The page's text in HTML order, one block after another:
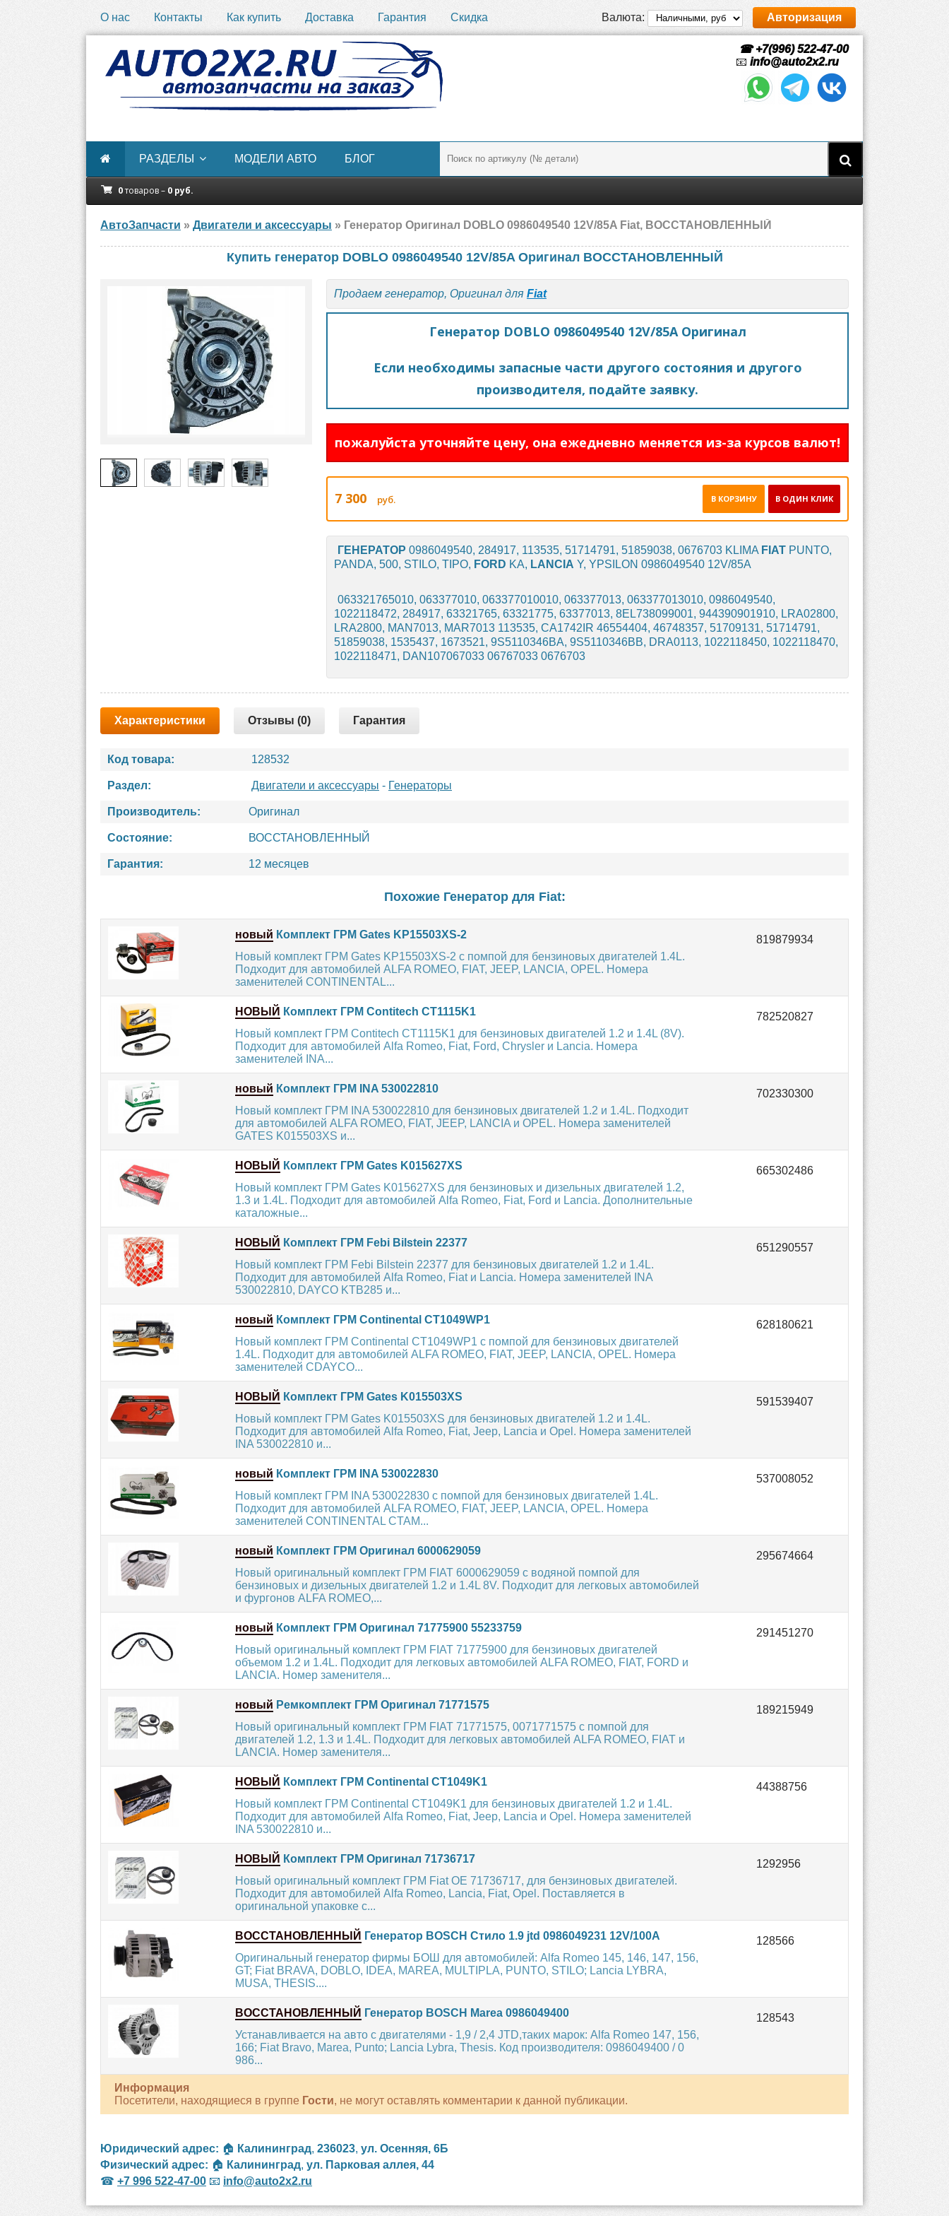
О нас Контакты Как купить Доставка Гарантия Скидка Валюта: Авторизация
☎ +7(996) 522-47-00
📧 info@auto2x2.ru
РАЗДЕЛЫ МОДЕЛИ АВТО БЛОГ
0товаров – 0 руб.
АвтоЗапчасти » Двигатели и аксессуары » Генератор Оригинал DOBLO 0986049540 12V/85A Fiat, ВОССТАНОВЛЕННЫЙ
Купить генератор DOBLO 0986049540 12V/85A Оригинал ВОССТАНОВЛЕННЫЙ
Продаем генератор, Оригинал для Fiat
Генератор DOBLO 0986049540 12V/85A Оригинал
Если необходимы запасные части другого состояния и другого
производителя, подайте заявку.
пожалуйста уточняйте цену, она ежедневно меняется из-за курсов валют!
7 300 руб. В ОДИН КЛИК
В КОРЗИНУ
ГЕНЕРАТОР 0986049540, 284917, 113535, 51714791, 51859038, 0676703 KLIMA FIAT PUNTO,
PANDA, 500, STILO, TIPO, FORD KA, LANCIA Y, YPSILON 0986049540 12V/85A
063321765010, 063377010, 063377010010, 063377013, 063377013010, 0986049540,
1022118472, 284917, 63321765, 63321775, 63377013, 8EL738099001, 944390901910, LRA02800,
LRA2800, MAN7013, MAR7013 113535, CA1742IR 46554404, 46748357, 51709131, 51714791,
51859038, 1535437, 1673521, 9S5110346BA, 9S5110346BB, DRA0113, 1022118450, 1022118470,
1022118471, DAN107067033 06767033 0676703
Характеристики Отзывы (0) Гарантия
Код товара: 128532
Раздел: Двигатели и аксессуары - Генераторы
Производитель: Оригинал
Состояние: ВОССТАНОВЛЕННЫЙ
Гарантия: 12 месяцев
Похожие Генератор для Fiat:
новый Комплект ГРМ Gates KP15503XS-2
Новый комплект ГРМ Gates KP15503XS-2 с помпой для бензиновых двигателей 1.4L.
Подходит для автомобилей ALFA ROMEO, FIAT, JEEP, LANCIA, OPEL. Номера
заменителей CONTINENTAL...
НОВЫЙ Комплект ГРМ Contitech CT1115K1
Новый комплект ГРМ Contitech CT1115K1 для бензиновых двигателей 1.2 и 1.4L (8V).
Подходит для автомобилей Alfa Romeo, Fiat, Ford, Chrysler и Lancia. Номера
заменителей INA...
новый Комплект ГРМ INA 530022810
Новый комплект ГРМ INA 530022810 для бензиновых двигателей 1.2 и 1.4L. Подходит
для автомобилей ALFA ROMEO, FIAT, JEEP, LANCIA и OPEL. Номера заменителей
GATES K015503XS и...
НОВЫЙ Комплект ГРМ Gates K015627XS
Новый комплект ГРМ Gates K015627XS для бензиновых и дизельных двигателей 1.2,
1.3 и 1.4L. Подходит для автомобилей Alfa Romeo, Fiat, Ford и Lancia. Дополнительные
каталожные...
НОВЫЙ Комплект ГРМ Febi Bilstein 22377
Новый комплект ГРМ Febi Bilstein 22377 для бензиновых двигателей 1.2 и 1.4L.
Подходит для автомобилей Alfa Romeo, Fiat и Lancia. Номера заменителей INA
530022810, DAYCO KTB285 и...
новый Комплект ГРМ Continental CT1049WP1
Новый комплект ГРМ Continental CT1049WP1 с помпой для бензиновых двигателей
1.4L. Подходит для автомобилей ALFA ROMEO, FIAT, JEEP, LANCIA, OPEL. Номера
заменителей CDAYCO...
НОВЫЙ Комплект ГРМ Gates K015503XS
Новый комплект ГРМ Gates K015503XS для бензиновых двигателей 1.2 и 1.4L.
Подходит для автомобилей Alfa Romeo, Fiat, Jeep, Lancia и Opel. Номера заменителей
INA 530022810 и...
новый Комплект ГРМ INA 530022830
Новый комплект ГРМ INA 530022830 с помпой для бензиновых двигателей 1.4L.
Подходит для автомобилей ALFA ROMEO, FIAT, JEEP, LANCIA, OPEL. Номера
заменителей CONTINENTAL CTAM...
новый Комплект ГРМ Оригинал 6000629059
Новый оригинальный комплект ГРМ FIAT 6000629059 с водяной помпой для
бензиновых и дизельных двигателей 1.2 и 1.4L 8V. Подходит для легковых автомобилей
и фургонов ALFA ROMEO,...
новый Комплект ГРМ Оригинал 71775900 55233759
Новый оригинальный комплект ГРМ FIAT 71775900 для бензиновых двигателей
объемом 1.2 и 1.4L. Подходит для легковых автомобилей ALFA ROMEO, FIAT, FORD и
LANCIA. Номер заменителя...
новый Ремкомплект ГРМ Оригинал 71771575
Новый оригинальный комплект ГРМ FIAT 71771575, 0071771575 с помпой для
двигателей 1.2, 1.3 и 1.4L. Подходит для легковых автомобилей ALFA ROMEO, FIAT и
LANCIA. Номер заменителя...
НОВЫЙ Комплект ГРМ Continental CT1049K1
Новый комплект ГРМ Continental CT1049K1 для бензиновых двигателей 1.2 и 1.4L.
Подходит для автомобилей Alfa Romeo, Fiat, Jeep, Lancia и Opel. Номера заменителей
INA 530022810 и...
НОВЫЙ Комплект ГРМ Оригинал 71736717
Новый оригинальный комплект ГРМ Fiat OE 71736717, для бензиновых двигателей.
Подходит для автомобилей Alfa Romeo, Lancia, Fiat, Opel. Поставляется в
оригинальной упаковке с...
ВОССТАНОВЛЕННЫЙ Генератор BOSCH Стило 1.9 jtd 0986049231 12V/100A
Оригинальный генератор фирмы БОШ для автомобилей: Alfa Romeo 145, 146, 147, 156,
GT; Fiat BRAVA, DOBLO, IDEA, MAREA, MULTIPLA, PUNTO, STILO; Lancia LYBRA,
MUSA, THESIS....
ВОССТАНОВЛЕННЫЙ Генератор BOSCH Marea 0986049400
Устанавливается на авто с двигателями - 1,9 / 2,4 JTD,таких марок: Alfa Romeo 147, 156,
166; Fiat Bravo, Marea, Punto; Lancia Lybra, Thesis. Код производителя: 0986049400 / 0
986...
Информация
Посетители, находящиеся в группе Гости, не могут оставлять комментарии к данной публикации.
Юридический адрес: 🏠 Калининград, 236023, ул. Осенняя, 6Б
Физический адрес: 🏠 Калининград, ул. Парковая аллея, 44
☎ +7 996 522-47-00 📧 info@auto2x2.ru